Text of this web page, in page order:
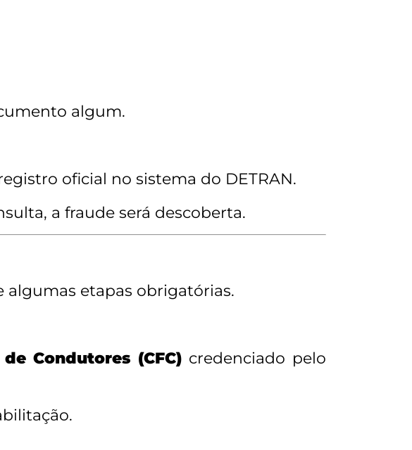
algum.
oficial no sistema do DETRAN.
a fraude será descoberta.
algumas etapas obrigatórias.
Condutores (CFC) credenciado pelo